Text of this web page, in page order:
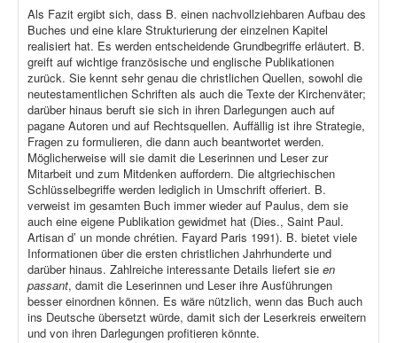
Als Fazit ergibt sich, dass B. einen nachvollziehbaren Aufbau des
Buches und eine klare Strukturierung der einzelnen Kapitel
realisiert hat. Es werden entscheidende Grundbegriffe erläutert. B.
greift auf wichtige französische und englische Publikationen
zurück. Sie kennt sehr genau die christlichen Quellen, sowohl die
neutestamentlichen Schriften als auch die Texte der Kirchenväter;
darüber hinaus beruft sie sich in ihren Darlegungen auch auf
pagane Autoren und auf Rechtsquellen. Auffällig ist ihre Strategie,
Fragen zu formulieren, die dann auch beantwortet werden.
Möglicherweise will sie damit die Leserinnen und Leser zur
Mitarbeit und zum Mitdenken auffordern. Die altgriechischen
Schlüsselbegriffe werden lediglich in Umschrift offeriert. B.
verweist im gesamten Buch immer wieder auf Paulus, dem sie
auch eine eigene Publikation gewidmet hat (Dies., Saint Paul.
Artisan d’ un monde chrétien. Fayard Paris 1991). B. bietet viele
Informationen über die ersten christlichen Jahrhunderte und
darüber hinaus. Zahlreiche interessante Details liefert sie en
passant, damit die Leserinnen und Leser ihre Ausführungen
besser einordnen können. Es wäre nützlich, wenn das Buch auch
ins Deutsche übersetzt würde, damit sich der Leserkreis erweitern
und von ihren Darlegungen profitieren könnte.